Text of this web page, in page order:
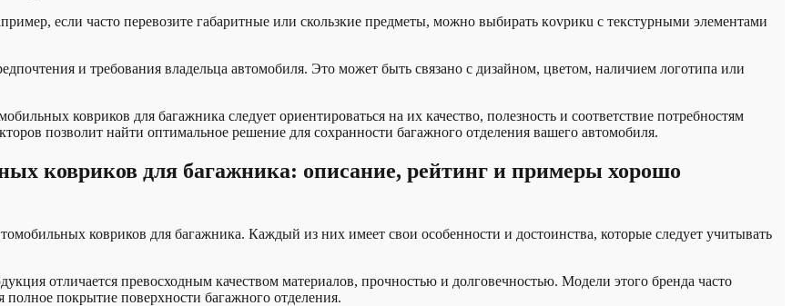
если часто перевозите габаритные или скользкие предметы, можно выбирать кovpикu с текстурными элементами
и требования владельца автомобиля. Это может быть связано с дизайном, цветом, наличием логотипа или
ковриков для багажника следует ориентироваться на их качество, полезность и соответствие потребностям
позволит найти оптимальное решение для сохранности багажного отделения вашего автомобиля.
ковриков для багажника: описание, рейтинг и примеры хорошо
ковриков для багажника. Каждый из них имеет свои особенности и достоинства, которые следует учитывать
отличается превосходным качеством материалов, прочностью и долговечностью. Модели этого бренда часто
покрытие поверхности багажного отделения.